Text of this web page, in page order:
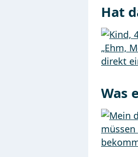
Hat
Was